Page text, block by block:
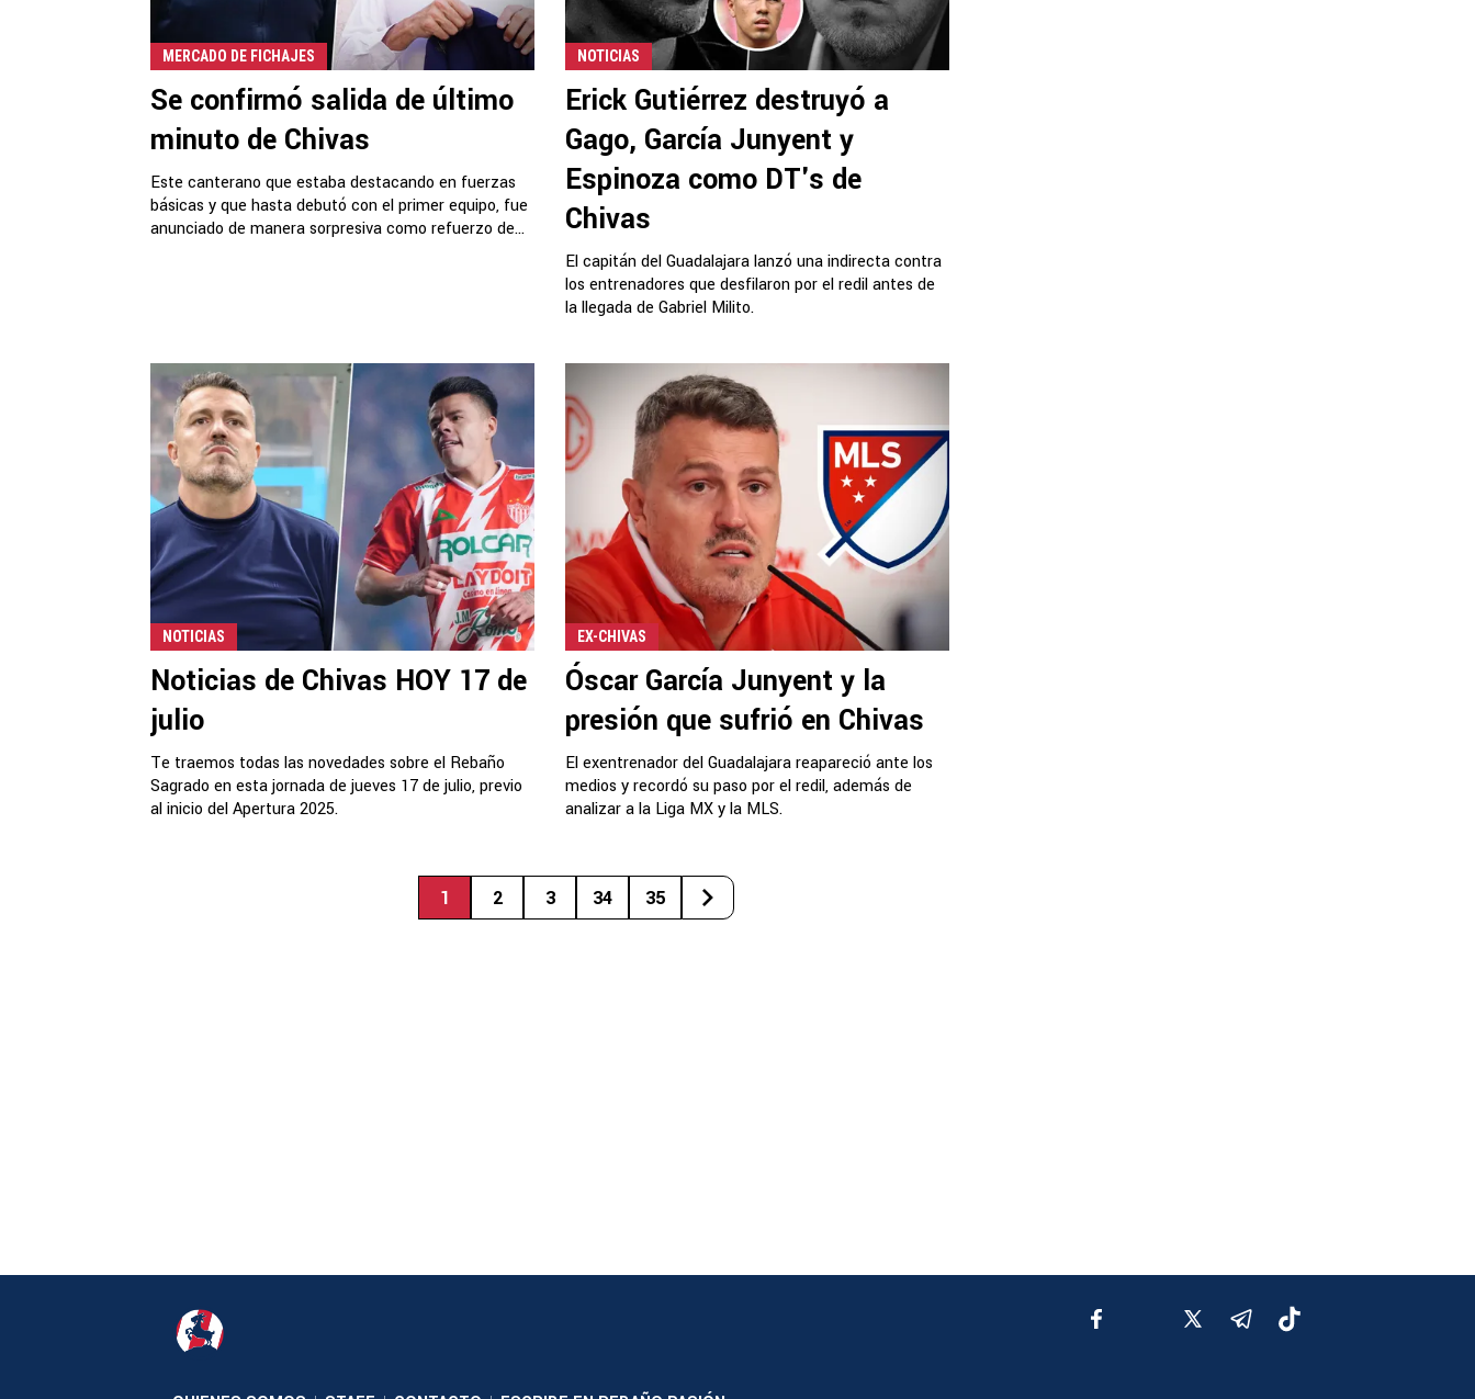
MERCADO DE FICHAJES
Se confirmó salida de último
minuto de Chivas
Este canterano que estaba destacando en fuerzas
básicas y que hasta debutó con el primer equipo, fue
anunciado de manera sorpresiva como refuerzo de...
NOTICIAS
Erick Gutiérrez destruyó a
Gago, García Junyent y
Espinoza como DT's de
Chivas
El capitán del Guadalajara lanzó una indirecta contra
los entrenadores que desfilaron por el redil antes de
la llegada de Gabriel Milito.
NOTICIAS
Noticias de Chivas HOY 17 de
julio
Te traemos todas las novedades sobre el Rebaño
Sagrado en esta jornada de jueves 17 de julio, previo
al inicio del Apertura 2025.
EX-CHIVAS
Óscar García Junyent y la
presión que sufrió en Chivas
El exentrenador del Guadalajara reapareció ante los
medios y recordó su paso por el redil, además de
analizar a la Liga MX y la MLS.
1 2 3 34 35